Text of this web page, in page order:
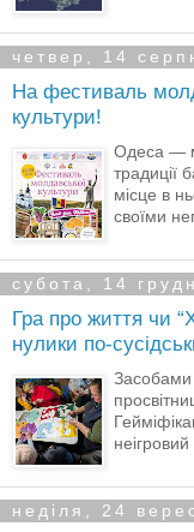
четвер, 14
На фестиваль
культури!
Одеса —
традиції
місце в
своїми
субота, 14
Гра про життя чи
нулики по-
Засобами
неігровий
неділя, 24